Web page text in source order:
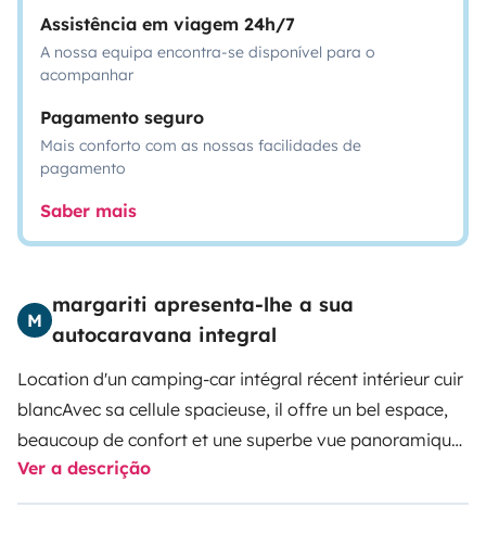
Assistência em viagem 24h/7
A nossa equipa encontra-se disponível para o
acompanhar
Pagamento seguro
Mais conforto com as nossas facilidades de
pagamento
Saber mais
M
margariti apresenta-lhe a sua
autocaravana integral
Location d'un camping-car intégral récent intérieur cuir
blancAvec sa cellule spacieuse, il offre un bel espace,
beaucoup de confort et une superbe vue panoramique
grâce à sa cabine intégrale !
lit 2 personnes au dessus de la cabine de
Ver a descrição